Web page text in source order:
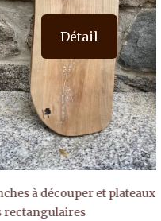
Détail
à découper et plateaux en